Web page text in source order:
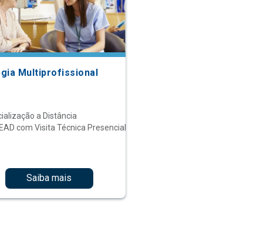
Multiprofissional
a Distância
com Visita Técnica Presencial
Saiba mais